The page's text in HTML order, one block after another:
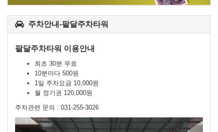
주차안내-팔달주차타워
팔달주차타워 이용안내
최초 30분 무료
10분마다 500원
1일 주차요금 10,000원
월 정기권 120,000원
주차관련 문의 : 031-255-3026